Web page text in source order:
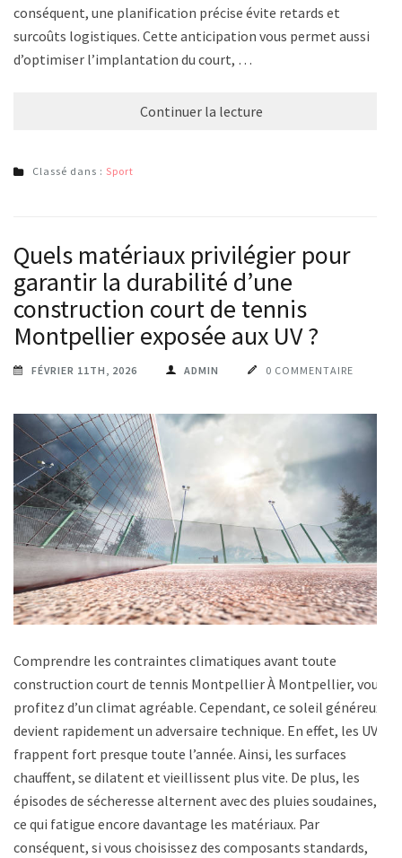
conséquent, une planification précise évite retards et
surcoûts logistiques. Cette anticipation vous permet aussi
d’optimiser l’implantation du court, …
Continuer la lecture
Classé dans : Sport
Quels matériaux privilégier pour
garantir la durabilité d’une
construction court de tennis
Montpellier exposée aux UV ?
FÉVRIER 11TH, 2026 ADMIN 0 COMMENTAIRE
Comprendre les contraintes climatiques avant toute
construction court de tennis Montpellier À Montpellier, vous
profitez d’un climat agréable. Cependant, ce soleil généreux
devient rapidement un adversaire technique. En effet, les UV
frappent fort presque toute l’année. Ainsi, les surfaces
chauffent, se dilatent et vieillissent plus vite. De plus, les
épisodes de sécheresse alternent avec des pluies soudaines,
ce qui fatigue encore davantage les matériaux. Par
conséquent, si vous choisissez des composants standards,